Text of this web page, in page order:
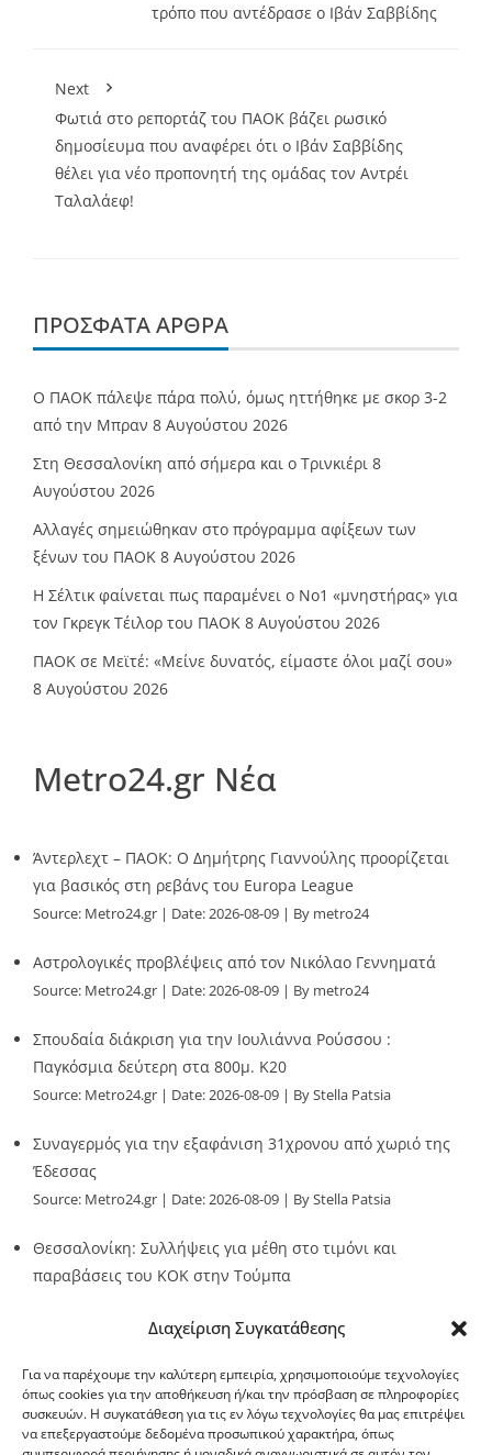
Διαχείριση Συγκατάθεσης
Για να παρέχουμε την καλύτερη εμπειρία, χρησιμοποιούμε τεχνολογίες
όπως cookies για την αποθήκευση ή/και την πρόσβαση σε πληροφορίες
συσκευών. Η συγκατάθεση για τις εν λόγω τεχνολογίες θα μας επιτρέψει
να επεξεργαστούμε δεδομένα προσωπικού χαρακτήρα, όπως
τρόπο που αντέδρασε ο Ιβάν Σαββίδης
Next
Φωτιά στο ρεπορτάζ του ΠΑΟΚ βάζει ρωσικό
δημοσίευμα που αναφέρει ότι ο Ιβάν Σαββίδης
θέλει για νέο προπονητή της ομάδας τον Αντρέι
Ταλαλάεφ!
ΠΡΌΣΦΑΤΑ ΆΡΘΡΑ
Ο ΠΑΟΚ πάλεψε πάρα πολύ, όμως ηττήθηκε με σκορ 3-2
από την Μπραν 8 Αυγούστου 2026
Στη Θεσσαλονίκη από σήμερα και ο Τρινκιέρι 8
Αυγούστου 2026
Αλλαγές σημειώθηκαν στο πρόγραμμα αφίξεων των
ξένων του ΠΑΟΚ 8 Αυγούστου 2026
Η Σέλτικ φαίνεται πως παραμένει ο Νο1 «μνηστήρας» για
τον Γκρεγκ Τέιλορ του ΠΑΟΚ 8 Αυγούστου 2026
ΠΑΟΚ σε Μεϊτέ: «Μείνε δυνατός, είμαστε όλοι μαζί σου»
8 Αυγούστου 2026
Metro24.gr Νέα
Άντερλεχτ – ΠΑΟΚ: Ο Δημήτρης Γιαννούλης προορίζεται
για βασικός στη ρεβάνς του Europa League
Source: Metro24.gr Date: 2026-08-09 By metro24
Αστρολογικές προβλέψεις από τον Νικόλαο Γεννηματά
Source: Metro24.gr Date: 2026-08-09 By metro24
Σπουδαία διάκριση για την Ιουλιάννα Ρούσσου :
Παγκόσμια δεύτερη στα 800μ. Κ20
Source: Metro24.gr Date: 2026-08-09 By Stella Patsia
Συναγερμός για την εξαφάνιση 31χρονου από χωριό της
Έδεσσας
Source: Metro24.gr Date: 2026-08-09 By Stella Patsia
Θεσσαλονίκη: Συλλήψεις για μέθη στο τιμόνι και
παραβάσεις του ΚΟΚ στην Τούμπα